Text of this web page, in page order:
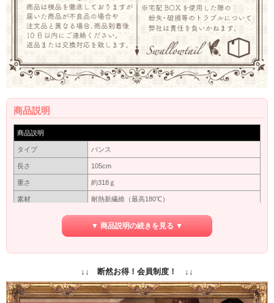
商品説明
商品説明
タイプ バンス
長さ 105cm
重さ 約318ｇ
素材 耐熱新繊維（最高180℃）
カバーネットに入れて出来るだけ太陽にあたらない暗
いところで保管してください。長い間使わない場合は
保障期間 初期保障／10日間の返品保障
カラー
商品写真はできる限り実物の色に近づけるよう加工し
ておりますが、お客様がご使用するモニター設定や部
屋の照明により実際の商品とは色味が異なる場合があ
ります。
▼ 商品説明の続きを見る ▼
↓↓ 断然お得！会員制度！ ↓↓